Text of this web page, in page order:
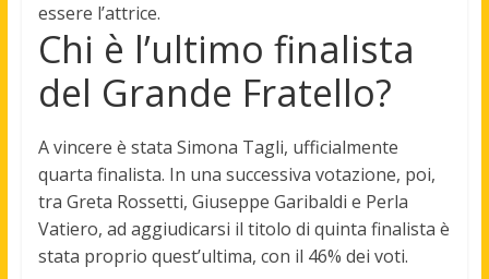
essere l’attrice.
Chi è l’ultimo finalista
del Grande Fratello?
A vincere è stata Simona Tagli, ufficialmente
quarta finalista. In una successiva votazione, poi,
tra Greta Rossetti, Giuseppe Garibaldi e Perla
Vatiero, ad aggiudicarsi il titolo di quinta finalista è
stata proprio quest’ultima, con il 46% dei voti.